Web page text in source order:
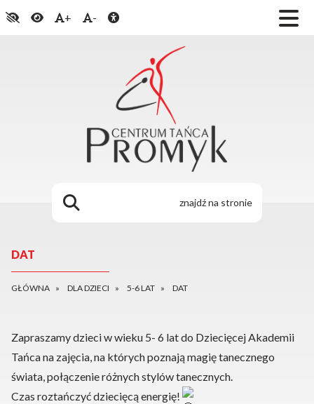
+ -
DAT
GŁÓWNA DLA DZIECI 5-6 LAT DAT
Zapraszamy dzieci w wieku 5- 6 lat do Dziecięcej Akademii
Tańca na zajęcia, na których poznają magię tanecznego
świata, połączenie różnych stylów tanecznych.
Czas roztańczyć dziecięcą energię!